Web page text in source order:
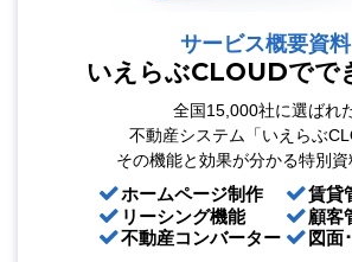
サービス概要資料
いえらぶCLOUDでで
全国15,000社に選ばれ
不動産システム「いえらぶ
その機能と効果が分かる特別資
ホームページ制作
リーシング機能
不動産コンバーター
賃貸
顧客
図面